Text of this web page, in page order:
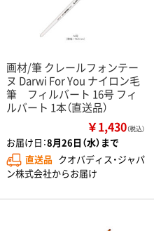
画材/筆 クレールフォンテー
ヌ Darwi For You ナイロン毛
筆 フィルバート 16号 フィ
ルバート 1本（直送品）
￥1,430（税込）
お届け日：8月26日（水）まで
直送品 クオバディス・ジャパ
ン株式会社からお届け